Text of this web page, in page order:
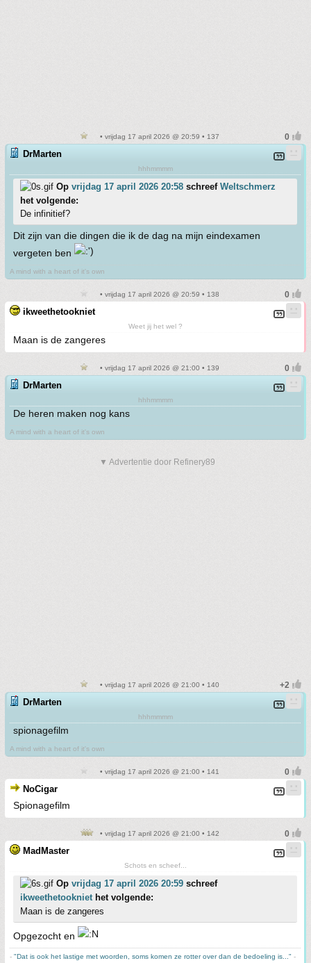
• vrijdag 17 april 2026 @ 20:59 • 137
DrMarten
hhhmmmm
Op vrijdag 17 april 2026 20:58 schreef Weltschmerz
het volgende:
De infinitief?
Dit zijn van die dingen die ik de dag na mijn eindexamen
vergeten ben
A mind with a heart of it's own
• vrijdag 17 april 2026 @ 20:59 • 138
ikweethetookniet
Weet jij het wel ?
Maan is de zangeres
• vrijdag 17 april 2026 @ 21:00 • 139
DrMarten
hhhmmmm
De heren maken nog kans
A mind with a heart of it's own
▼ Advertentie door Refinery89
• vrijdag 17 april 2026 @ 21:00 • 140
DrMarten
hhhmmmm
spionagefilm
A mind with a heart of it's own
• vrijdag 17 april 2026 @ 21:00 • 141
NoCigar
Spionagefilm
• vrijdag 17 april 2026 @ 21:00 • 142
MadMaster
Schots en scheef...
Op vrijdag 17 april 2026 20:59 schreef
ikweethetookniethet volgende:
Maan is de zangeres
Opgezocht en
- "Dat is ook het lastige met woorden, soms komen ze rotter over dan de bedoeling is..." -